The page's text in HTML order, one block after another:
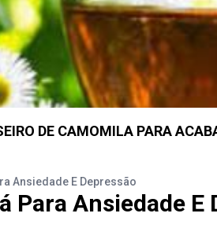
DE CAMOMILA PARA
Ansiedade E Depressão
Para Ansiedade E